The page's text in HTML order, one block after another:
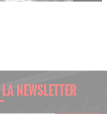
LA NEWSLETTER